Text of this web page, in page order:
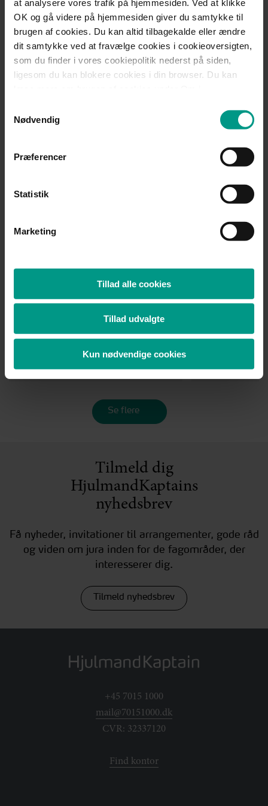
at analysere vores trafik på hjemmesiden. Ved at klikke
OK og gå videre på hjemmesiden giver du samtykke til
brugen af cookies. Du kan altid tilbagekalde eller ændre
dit samtykke ved at fravælge cookies i cookieoversigten,
som du finder i vores cookiepolitik nederst på siden,
ligesom du kan blokere cookies i din browser. Du kan
behandling af personoplysninger.
Nødvendig
Præferencer
Statistik
Marketing
Tillad alle cookies
Tillad udvalgte
Kun nødvendige cookies
thr@70151000.dk
Mød teamet
Nyheder
Case
HjulmandKaptain
Kreaværket
Case
ikonisk
John F.
Se flere
Tilmeld dig
HjulmandKaptains
nyhedsbrev
Få nyheder, invitationer til arrangementer, gode råd
og viden om jura inden for de fagområder, der
interesserer dig.
Tilmeld nyhedsbrev
+45 7015 1000
mail@70151000.dk
CVR: 32337120
Find kontor